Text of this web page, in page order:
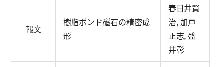
報文
樹脂ボンド磁石の精密成
形
春日井賢
治, 加戸
正志, 盛
井彰